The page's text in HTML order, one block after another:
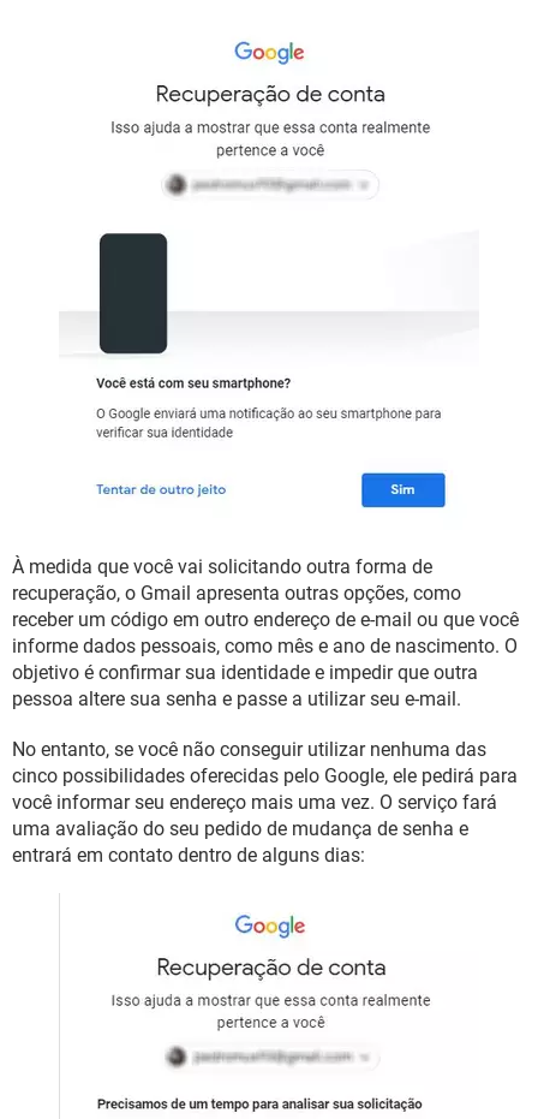
À medida que você vai solicitando outra forma de
recuperação, o Gmail apresenta outras opções, como
receber um código em outro endereço de e-mail ou que você
informe dados pessoais, como mês e ano de nascimento. O
objetivo é confirmar sua identidade e impedir que outra
pessoa altere sua senha e passe a utilizar seu e-mail.
No entanto, se você não conseguir utilizar nenhuma das
cinco possibilidades oferecidas pelo Google, ele pedirá para
você informar seu endereço mais uma vez. O serviço fará
uma avaliação do seu pedido de mudança de senha e
entrará em contato dentro de alguns dias: